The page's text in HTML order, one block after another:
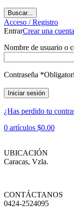
Buscar...
Acceso / Registro
EntrarCrear una cuenta
Nombre de usuario o
Contraseña *
Iniciar sesión
¿Has perdido tu
0 artículos $0.00
UBICACIÓN
Caracas, Vzla.
CONTÁCTANOS
0424-2524095